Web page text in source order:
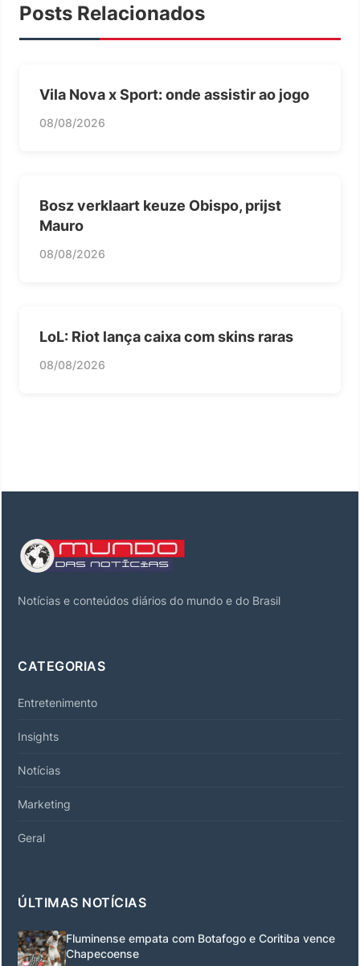
Posts Relacionados
Vila Nova x Sport: onde assistir ao jogo
08/08/2026
Bosz verklaart keuze Obispo, prijst
Mauro
08/08/2026
LoL: Riot lança caixa com skins raras
08/08/2026
Notícias e conteúdos diários do mundo e do Brasil
CATEGORIAS
Entretenimento
Insights
Notícias
Marketing
Geral
ÚLTIMAS NOTÍCIAS
Fluminense empata com Botafogo e Coritiba vence
Chapecoense